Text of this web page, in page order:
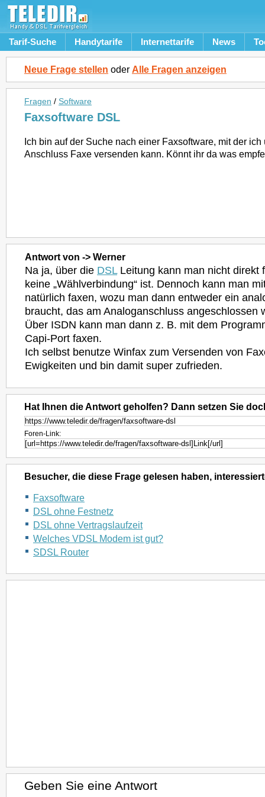
Tarif-Suche Handytarife Internettarife News
Neue Frage stellen oder Alle Fragen anzeigen
Fragen / Software
Faxsoftware DSL
Ich bin auf der Suche nach einer Faxsoftware, mit der
Anschluss Faxe versenden kann. Könnt ihr da was
Antwort von -> Werner
Na ja, über die DSLLeitung kann man nicht direkt
keine „Wählverbindung“ ist. Dennoch kann man
natürlich faxen, wozu man dann entweder ein
braucht, das am Analoganschluss angeschlossen
Über ISDN kann man dann z. B. mit dem
Capi-Port faxen.
Ich selbst benutze Winfax zum Versenden von
Ewigkeiten und bin damit super zufrieden.
Hat Ihnen die Antwort geholfen? Dann setzen Sie
Foren-Link:
Besucher, die diese Frage gelesen haben,
Faxsoftware
DSL ohne Festnetz
DSL ohne Vertragslaufzeit
Welches VDSL Modem ist gut?
SDSL Router
Geben Sie eine Antwort